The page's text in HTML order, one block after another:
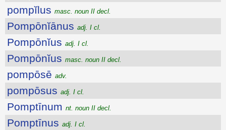
pompĭlus masc. noun II decl.
Pompōnĭānus adj. I cl.
Pompōnĭus adj. I cl.
Pompōnĭus masc. noun II decl.
pompōsē adv.
pompōsus adj. I cl.
Pomptīnum nt. noun II decl.
Pomptīnus adj. I cl.